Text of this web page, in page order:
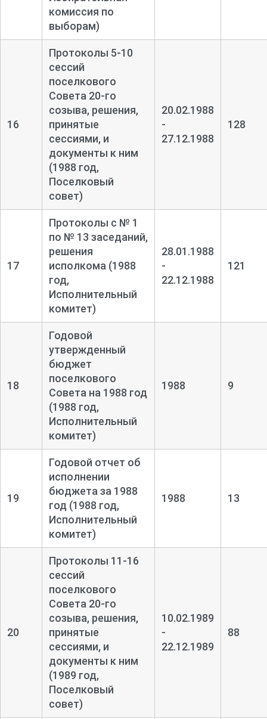
комиссия по
выборам)
16
Протоколы 5-10
сессий
поселкового
Совета 20-го
созыва, решения,
принятые
сессиями, и
документы к ним
(1988 год,
Поселковый
совет)
20.02.1988
-
27.12.1988
128
17
Протоколы с № 1
по № 13 заседаний,
решения
исполкома (1988
год,
Исполнительный
комитет)
28.01.1988
-
22.12.1988
121
18
Годовой
утвержденный
бюджет
поселкового
Совета на 1988 год
(1988 год,
Исполнительный
комитет)
1988 9
19
Годовой отчет об
исполнении
бюджета за 1988
год (1988 год,
Исполнительный
комитет)
1988 13
20
Протоколы 11-16
сессий
поселкового
Совета 20-го
созыва, решения,
принятые
сессиями, и
документы к ним
(1989 год,
Поселковый
совет)
10.02.1989
-
22.12.1989
88